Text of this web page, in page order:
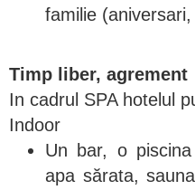
familie
Timp liber, agrement
In cadrul SPA hotelul
Indoor
Un bar, o
apa sărata,